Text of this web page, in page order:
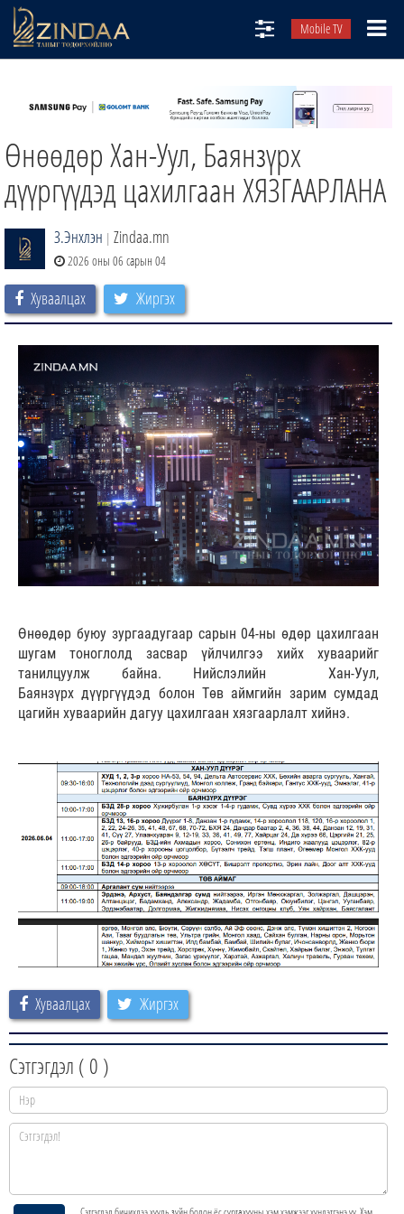
Mobile TV
ТВ8
ӨГЛӨӨНИЙ СОНИН
АУДИО ЗОХИОЛ
ЗИНДАА СЭТГҮҮЛ
Өнөөдөр Хан-Уул, Баянзүрх
дүүргүүдэд цахилгаан ХЯЗГААРЛАНА
З.Энхлэн | Zindaa.mn
2026 оны 06 сарын 04
Хуваалцах Жиргэх
Өнөөдөр буюу зургаадугаар сарын 04-ны өдөр цахилгаан
шугам тоноглолд засвар үйлчилгээ хийх хуваарийг
танилцуулж байна. Нийслэлийн Хан-Уул,
Баянзүрх дүүргүүдэд болон Төв аймгийн зарим сумдад
цагийн хуваарийн дагуу цахилгаан хязгаарлалт хийнэ.
Хуваалцах Жиргэх
Сэтгэгдэл ( 0 )